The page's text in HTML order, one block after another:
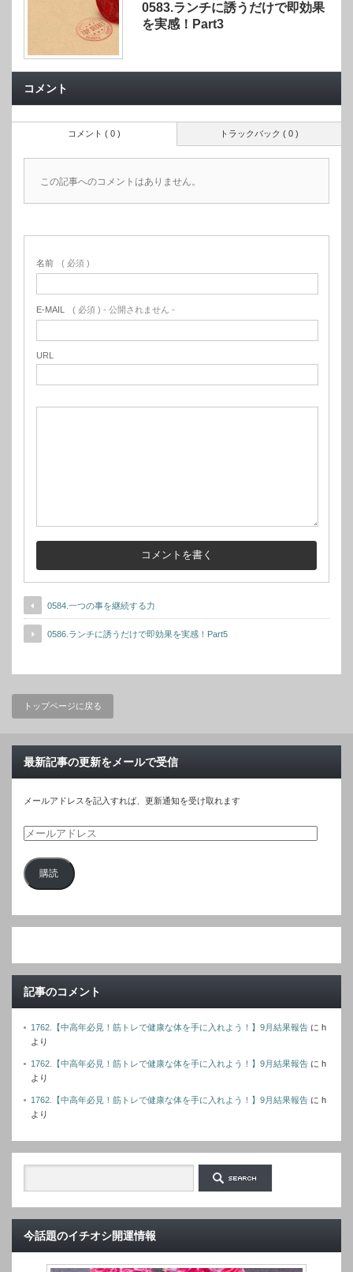
0583.ランチに誘うだけで即効果
を実感！Part3
コメント
トラックバック ( 0 )
コメント ( 0 )
この記事へのコメントはありません。
名前 ( 必須 )
E-MAIL ( 必須 ) - 公開されません -
URL
0584.一つの事を継続する力
0586.ランチに誘うだけで即効果を実感！Part5
トップページに戻る
最新記事の更新をメールで受信
メールアドレスを記入すれば、更新通知を受け取れます
メ
ル
ド
購読
記事のコメント
1762.【中高年必見！筋トレで健康な体を手に入れよう！】9月結果報告 に h
より
1762.【中高年必見！筋トレで健康な体を手に入れよう！】9月結果報告 に h
より
1762.【中高年必見！筋トレで健康な体を手に入れよう！】9月結果報告 に h
より
今話題のイチオシ開運情報